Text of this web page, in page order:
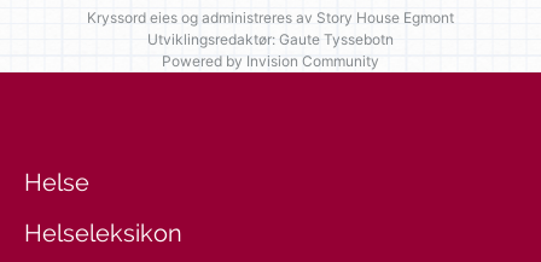
Kryssord eies og administreres av Story House Egmont
Utviklingsredaktør: Gaute Tyssebotn
Powered by Invision Community
Helse
Helseleksikon